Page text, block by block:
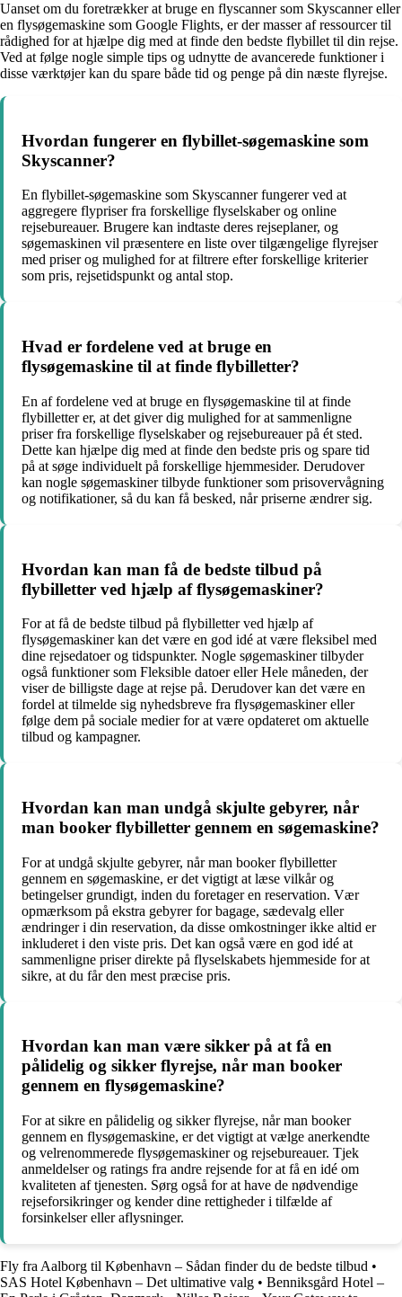
Uanset om du foretrækker at bruge en flyscanner som Skyscanner eller
en flysøgemaskine som Google Flights, er der masser af ressourcer til
rådighed for at hjælpe dig med at finde den bedste flybillet til din rejse.
Ved at følge nogle simple tips og udnytte de avancerede funktioner i
disse værktøjer kan du spare både tid og penge på din næste flyrejse.
Hvordan fungerer en flybillet-søgemaskine som
Skyscanner?
En flybillet-søgemaskine som Skyscanner fungerer ved at
aggregere flypriser fra forskellige flyselskaber og online
rejsebureauer. Brugere kan indtaste deres rejseplaner, og
søgemaskinen vil præsentere en liste over tilgængelige flyrejser
med priser og mulighed for at filtrere efter forskellige kriterier
som pris, rejsetidspunkt og antal stop.
Hvad er fordelene ved at bruge en
flysøgemaskine til at finde flybilletter?
En af fordelene ved at bruge en flysøgemaskine til at finde
flybilletter er, at det giver dig mulighed for at sammenligne
priser fra forskellige flyselskaber og rejsebureauer på ét sted.
Dette kan hjælpe dig med at finde den bedste pris og spare tid
på at søge individuelt på forskellige hjemmesider. Derudover
kan nogle søgemaskiner tilbyde funktioner som prisovervågning
og notifikationer, så du kan få besked, når priserne ændrer sig.
Hvordan kan man få de bedste tilbud på
flybilletter ved hjælp af flysøgemaskiner?
For at få de bedste tilbud på flybilletter ved hjælp af
flysøgemaskiner kan det være en god idé at være fleksibel med
dine rejsedatoer og tidspunkter. Nogle søgemaskiner tilbyder
også funktioner som Fleksible datoer eller Hele måneden, der
viser de billigste dage at rejse på. Derudover kan det være en
fordel at tilmelde sig nyhedsbreve fra flysøgemaskiner eller
følge dem på sociale medier for at være opdateret om aktuelle
tilbud og kampagner.
Hvordan kan man undgå skjulte gebyrer, når
man booker flybilletter gennem en søgemaskine?
For at undgå skjulte gebyrer, når man booker flybilletter
gennem en søgemaskine, er det vigtigt at læse vilkår og
betingelser grundigt, inden du foretager en reservation. Vær
opmærksom på ekstra gebyrer for bagage, sædevalg eller
ændringer i din reservation, da disse omkostninger ikke altid er
inkluderet i den viste pris. Det kan også være en god idé at
sammenligne priser direkte på flyselskabets hjemmeside for at
sikre, at du får den mest præcise pris.
Hvordan kan man være sikker på at få en
pålidelig og sikker flyrejse, når man booker
gennem en flysøgemaskine?
For at sikre en pålidelig og sikker flyrejse, når man booker
gennem en flysøgemaskine, er det vigtigt at vælge anerkendte
og velrenommerede flysøgemaskiner og rejsebureauer. Tjek
anmeldelser og ratings fra andre rejsende for at få en idé om
kvaliteten af tjenesten. Sørg også for at have de nødvendige
rejseforsikringer og kender dine rettigheder i tilfælde af
forsinkelser eller aflysninger.
Fly fra Aalborg til København – Sådan finder du de bedste tilbud •
SAS Hotel København – Det ultimative valg • Benniksgård Hotel –